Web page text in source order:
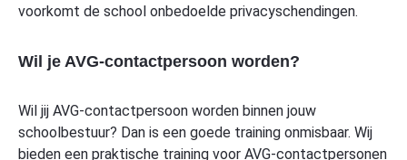
voorkomt de school onbedoelde privacyschendingen.
Wil je AVG-contactpersoon worden?
Wil jij AVG-contactpersoon worden binnen jouw
schoolbestuur? Dan is een goede training onmisbaar. Wij
bieden een praktische training voor AVG-contactpersonen